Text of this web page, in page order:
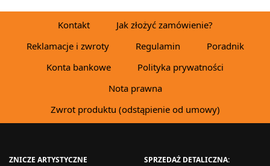
Kontakt
Jak złożyć zamówienie?
Reklamacje i zwroty
Regulamin
Poradnik
Konta bankowe
Polityka prywatności
Nota prawna
Zwrot produktu (odstąpienie od umowy)
ZNICZE ARTYSTYCZNE SPRZEDAŻ DETALICZNA: